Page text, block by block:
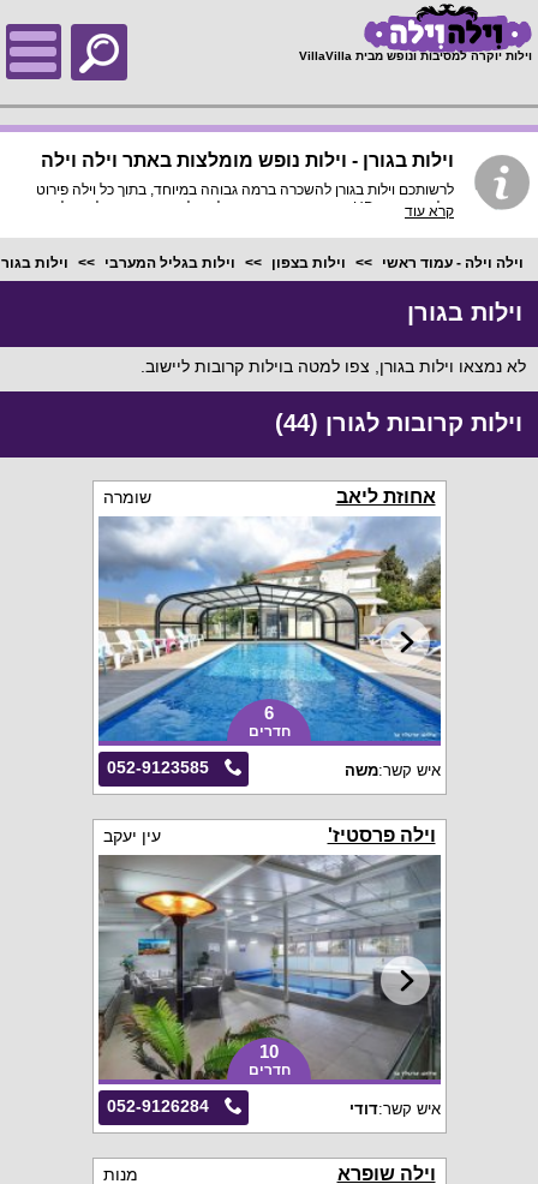
וילות יוקרה למסיבות ונופש מבית VillaVilla
וילות בגורן - וילות נופש מומלצות באתר וילה וילה
לרשותכם וילות בגורן להשכרה ברמה גבוהה במיוחד, בתוך כל וילה פירוט
מלא, תמונות HD והכי חשוב התאמה מלאה לסמארטפונים ולטאבלטים,
קרא עוד
וילה וילה - עמוד ראשי וילות בצפון וילות בגליל המערבי וילות
וילות בגורן
לא נמצאו וילות בגורן, צפו למטה בוילות קרובות ליישוב.
וילות קרובות לגורן (44)
אחוזת ליאב שומרה
6
חדרים
052-9123585 איש קשר:משה
וילה פרסטיז' עין יעקב
10
חדרים
052-9126284 איש קשר:דודי
וילה שופרא מנות